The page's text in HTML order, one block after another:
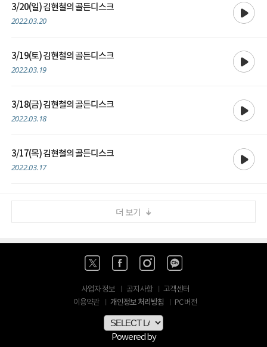
3/20(일) 김현철의 골든디스크
2022.03.20
3/19(토) 김현철의 골든디스크
2022.03.19
3/18(금) 김현철의 골든디스크
2022.03.18
3/17(목) 김현철의 골든디스크
2022.03.17
더 보기
사업자 정보 공지사항
고객센터
이용약관
개인정보 처리방침 PC 버전
Powered by